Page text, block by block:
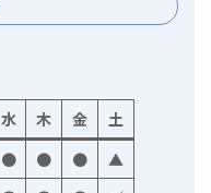
水 木 金 土
● ● ● ▲